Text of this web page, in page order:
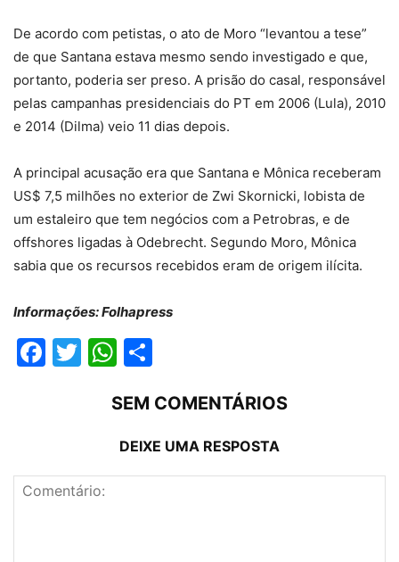
De acordo com petistas, o ato de Moro “levantou a tese”
de que Santana estava mesmo sendo investigado e que,
portanto, poderia ser preso. A prisão do casal, responsável
pelas campanhas presidenciais do PT em 2006 (Lula), 2010
e 2014 (Dilma) veio 11 dias depois.
A principal acusação era que Santana e Mônica receberam
US$ 7,5 milhões no exterior de Zwi Skornicki, lobista de
um estaleiro que tem negócios com a Petrobras, e de
offshores ligadas à Odebrecht. Segundo Moro, Mônica
sabia que os recursos recebidos eram de origem ilícita.
Informações: Folhapress
Facebook
TwitterWhatsApp
SEM COMENTÁRIOS
DEIXE UMA RESPOSTA